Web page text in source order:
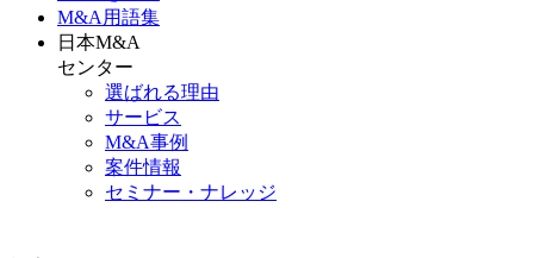
M&A 用語集
日本M&A
センター
選ばれる理由
サービス
M&A事例
案件情報
セミナー・ナレッジ